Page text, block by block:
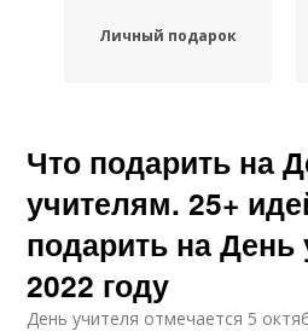
Личный подарок
Памятный подарок
Недорогие подарки
Что подарить на
учителям. 25+
подарить на День
2022 году
День учителя отмечается 5